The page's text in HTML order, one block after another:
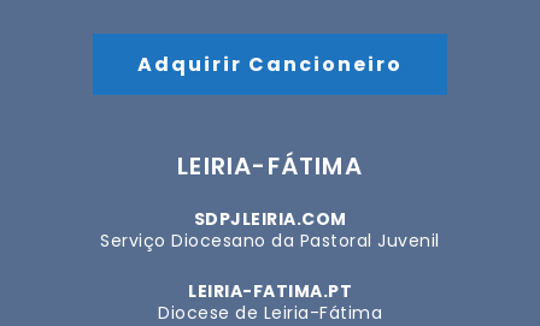
Adquirir Cancioneiro
LEIRIA-FÁTIMA
SDPJLEIRIA.COM
Serviço Diocesano da Pastoral Juvenil
LEIRIA-FATIMA.PT
Diocese de Leiria-Fátima